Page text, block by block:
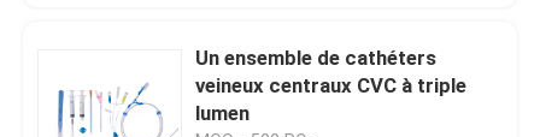
Contrôle de la qualité
Un ensemble de cathéters
veineux centraux CVC à triple
lumen